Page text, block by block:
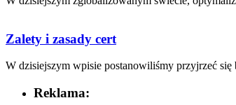
Zalety i zasady cert
W dzisiejszym ⁢wpisie postanowiliśmy przyjrzeć się
Reklama: